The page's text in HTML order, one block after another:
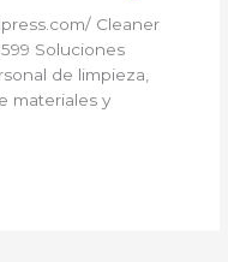
Cleaner
Soluciones
de limpieza,
materiales y